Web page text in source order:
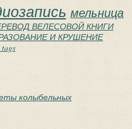
мельница
ВЕЛЕСОВОЙ КНИГИ
И КРУШЕНИЕ
колыбельных